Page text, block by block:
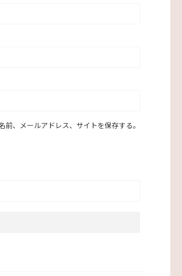
、メールアドレス、サイトを保存する。